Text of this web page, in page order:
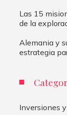
Las 15
de la
Alemania y
estrategia
Inversiones